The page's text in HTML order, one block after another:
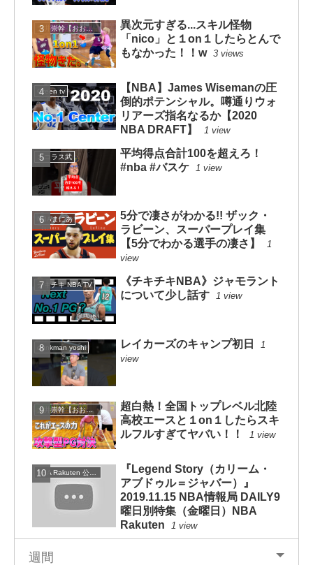
大井崇幹【おおいたかよし】
異次元すぎる...スキル怪物
「nico」と１on１したらとんで
もなかった！！w 3 views
Green tv
【NBA】James Wisemanの圧
倒的ポテンシャル。噂通りウォ
リアーズ指名なるか【2020
NBA DRAFT】
1 view
ニコラス武
平均得点合計100を超えろ！
#nba #バスケ
1 view
NBAまにあ
5分で凄さがわかる!! ザック・
ラビーン、スーパープレイ集
【5分でわかる選手の凄さ】
1
view
チキチキ NBA TV
《チキチキNBA》ジャモラント
について少し話す 1 view
dunkman yoshi レイカーズのキャンプ初日
1
view
大井崇幹【おおいたかよし】
超白熱！全国トップレベル北陸
高校エースと１on１したらスキ
ルフルすぎてヤバい！！
1 view
『Legend Story（カリーム・
アブドゥル＝ジャバー）』
2019.11.15 NBA情報局 DAILY9
曜日別特集（金曜日）NBA
Rakuten
1 view
週間